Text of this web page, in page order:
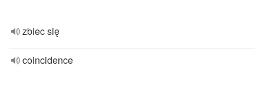
zbiec się
coincidence